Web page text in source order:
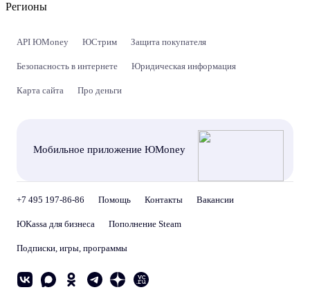
Регионы
API ЮMoney ЮСтрим Защита покупателя
Безопасность в интернете Юридическая информация
Карта сайта Про деньги
Мобильное приложение ЮMoney
+7 495 197-86-86 Помощь Контакты Вакансии
ЮKassa для бизнеса Пополнение Steam
Подписки, игры, программы